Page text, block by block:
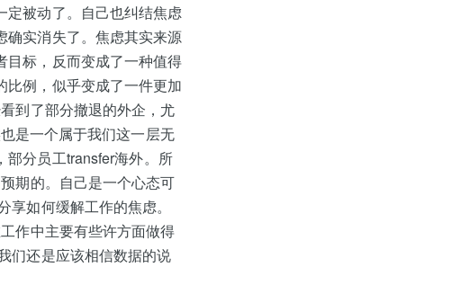
定被动了。自己也纠结焦虑
确实消失了。焦虑其实来源
目标，反而变成了一种值得
例，似乎变成了一件更加
到了部分撤退的外企，尤
是一个属于我们这一层无
部分员工transfer海外。所
期的。自己是一个心态可
如何缓解工作的焦虑。
作中主要有些许方面做得
们还是应该相信数据的说